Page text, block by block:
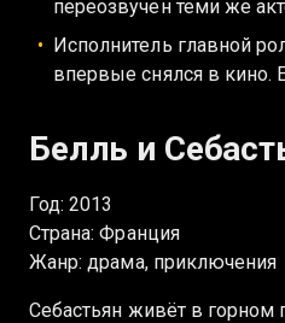
переозвучен теми же
Исполнитель главной
впервые снялся в кино.
Белль и
Год: 2013
Страна: Франция
Жанр: драма, приключения
Себастьян живёт в горном